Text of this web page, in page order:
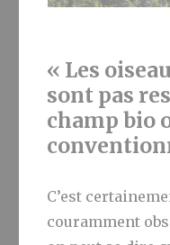
« Les
sont pas
champ bio
C’est
couramment